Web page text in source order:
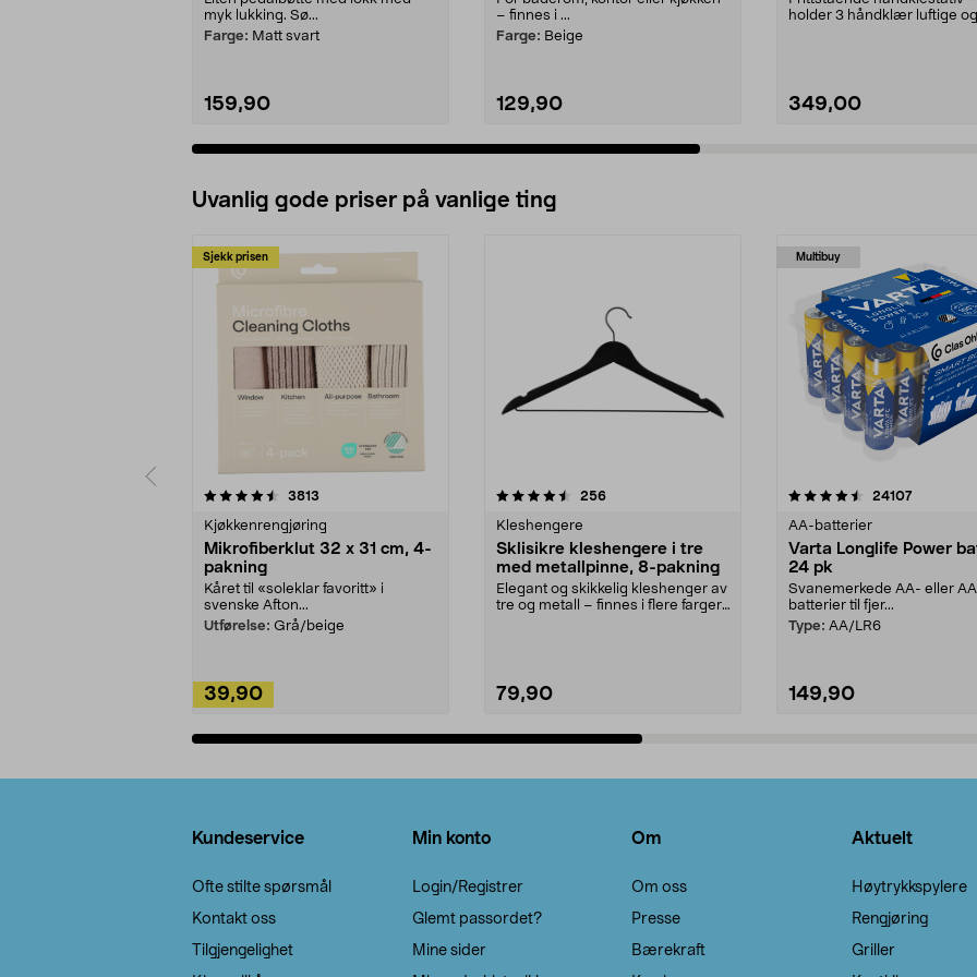
myk lukking. Sø...
Farge: Matt svart
159,90
– finnes i ...
Farge: Beige
129,90
holder 3 håndklær luftige og
349,00
Uvanlig gode priser på vanlige ting
Sjekk prisen
3813
Kjøkkenrengjøring
Mikrofiberklut 32 x 31 cm, 4-
pakning
Kåret til «soleklar favoritt» i
svenske Afton...
Utførelse: Grå/beige
39,90
4.5av 5 stjerner 256anmeldelser
Kleshengere
Sklisikre kleshengere i tre
med metallpinne, 8-pakning
Elegant og skikkelig kleshenger av
tre og metall – finnes i flere farger.
79,90
Multibuy
4.5av 5 stjerner 24107
AA-batterier
Varta Longlife Power
24 pk
Svanemerkede AA- eller
batterier til fjer...
Type: AA/LR6
149,90
4.5av 5 stjerner
Kundeservice
Ofte stilte spørsmål
Kontakt oss
Tilgjengelighet
Min konto
Login/Registrer
Glemt passordet?
Mine sider
Om
Om oss
Presse
Bærekraft
Aktuelt
Høytrykkspylere
Rengjøring
Griller